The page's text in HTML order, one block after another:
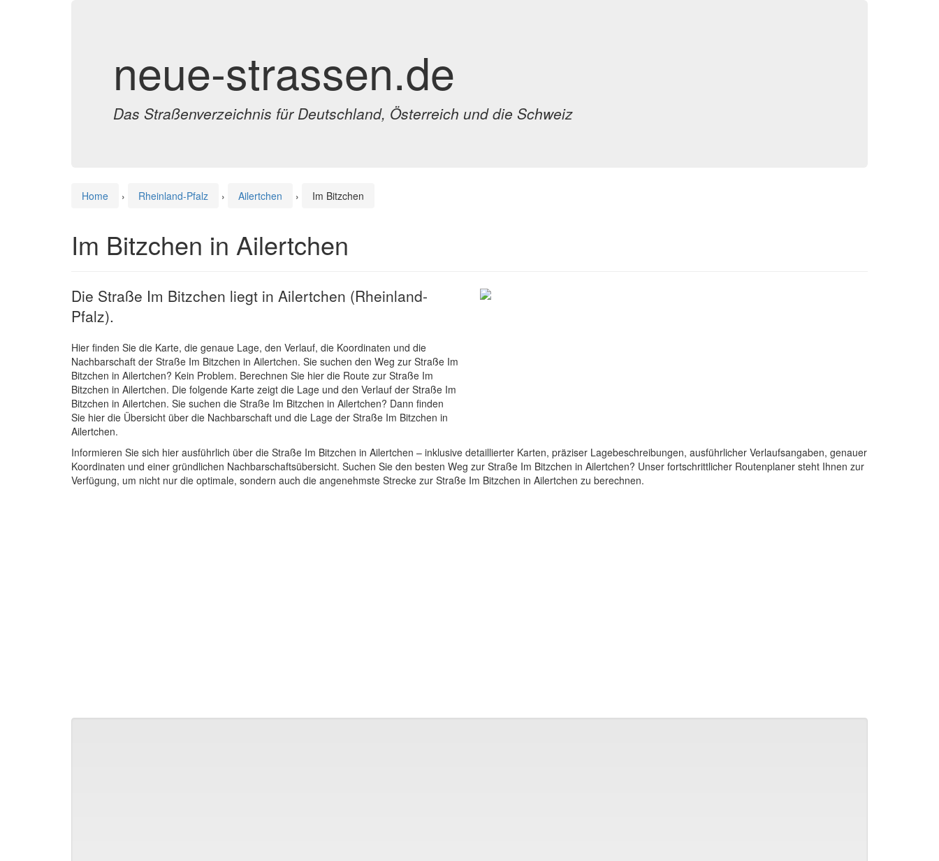
neue-strassen.de
Das Straßenverzeichnis für Deutschland, Österreich und die Schweiz
Home › Rheinland-Pfalz › Ailertchen › Im Bitzchen
Im Bitzchen in Ailertchen
Die Straße Im Bitzchen liegt in Ailertchen (Rheinland-
Pfalz).
Hier finden Sie die Karte, die genaue Lage, den Verlauf, die Koordinaten und die
Nachbarschaft der Straße Im Bitzchen in Ailertchen. Sie suchen den Weg zur Straße Im
Bitzchen in Ailertchen? Kein Problem. Berechnen Sie hier die Route zur Straße Im
Bitzchen in Ailertchen. Die folgende Karte zeigt die Lage und den Verlauf der Straße Im
Bitzchen in Ailertchen. Sie suchen die Straße Im Bitzchen in Ailertchen? Dann finden
Sie hier die Übersicht über die Nachbarschaft und die Lage der Straße Im Bitzchen in
Ailertchen.
Informieren Sie sich hier ausführlich über die Straße Im Bitzchen in Ailertchen – inklusive detaillierter Karten, präziser Lagebeschreibungen, ausführlicher Verlaufsangaben, genauer
Koordinaten und einer gründlichen Nachbarschaftsübersicht. Suchen Sie den besten Weg zur Straße Im Bitzchen in Ailertchen? Unser fortschrittlicher Routenplaner steht Ihnen zur
Verfügung, um nicht nur die optimale, sondern auch die angenehmste Strecke zur Straße Im Bitzchen in Ailertchen zu berechnen.